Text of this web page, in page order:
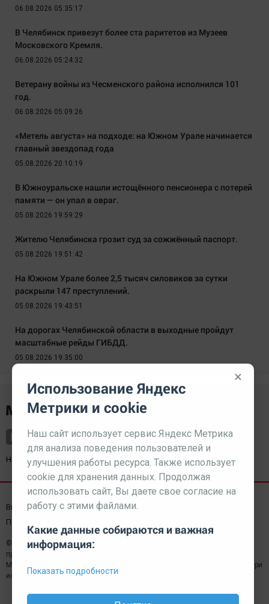
06.08.2026 05:35:17
В Челябинск привезут более ста раритетов из Музеев
Московского Кремля.
06.08.2026 05:24:32
Ветерану войны из Чесменского района исполнился 101
год.
06.08.2026 05:09:26
«Метель августа» на подходе: на Южном Урале начинается
главный звездопад года
05.08.2026 20:10:19
В Южноуральске нашли истощённого пенсионера с потерей
памяти — он упал в овраг.
05.08.2026 19:59:29
Жителю Челябинска грозит суд за сожжённый паспорт.
05.08.2026 19:51:42
На Южном Урале более 2,5 тысяч силовиков за сутки
раскрыли 147 преступлений.
05.08.2026 19:43:51
На дорогах Челябинской области в выходные пройдут
масштабные рейды ГИБДД.
05.08.2026 19:35:00
Наш партнерkurorty-sochi.ru
Выходные данные СМИ Реклама
Пользовательское соглашение
© 2026 МЕДИАЗАВОД — Сайт может содержать контент,
предназначенный для лиц 18+
Мнение редакции может не совпадать с мнением отдельных авторов.При
использовании материалов сайта ссылка обязательна.
×
Использование Яндекс
Метрики и cookie
Наш сайт использует сервис Яндекс Метрика
для анализа поведения пользователей и
улучшения работы ресурса. Также использует
cookie для хранения данных. Продолжая
использовать сайт, Вы даете свое согласие на
работу с этими файлами.
Какие данные собираются и важная
информация:
Показать подробности